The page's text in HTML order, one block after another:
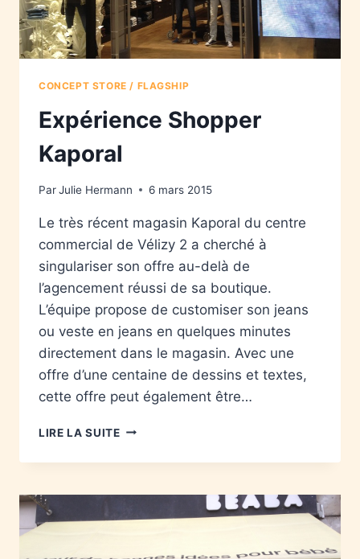
CONCEPT STORE / FLAGSHIP
Expérience Shopper
Kaporal
ParJulie Hermann 6 mars 2015
Le très récent magasin Kaporal du centre
commercial de Vélizy 2 a cherché à
singulariser son offre au-delà de
l’agencement réussi de sa boutique.
L’équipe propose de customiser son jeans
ou veste en jeans en quelques minutes
directement dans le magasin. Avec une
offre d’une centaine de dessins et textes,
cette offre peut également être…
LIRE LA SUITE